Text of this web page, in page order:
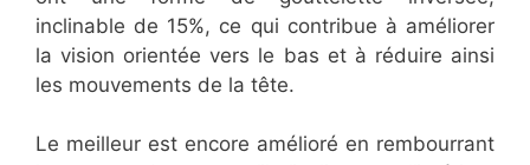
inclinable de 15%, ce qui contribue à améliorer
la vision orientée vers le bas et à réduire ainsi
les mouvements de la tête.
Le meilleur est encore amélioré en rembourrant